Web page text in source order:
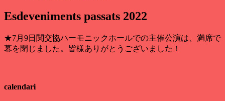
Esdeveniments passats 2022
★7月9日関交協ハーモニックホールでの主催公演は
満席で
幕を閉じました 。 皆様ありがとうございました！
calendari